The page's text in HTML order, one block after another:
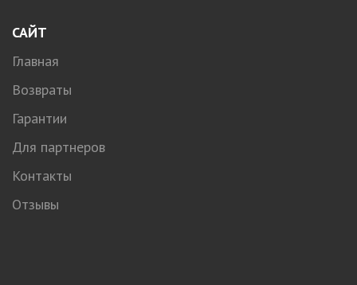
САЙТ
Главная
Возвраты
Гарантии
Для партнеров
Контакты
Отзывы